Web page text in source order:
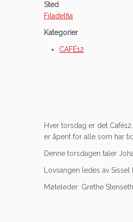
Sted
Filadelfia
Kategorier
CAFÉ12
Hver torsdag er det
er åpent for alle som har
Denne torsdagen taler
Lovsangen ledes av
Møteleder: Grethe Stenseth